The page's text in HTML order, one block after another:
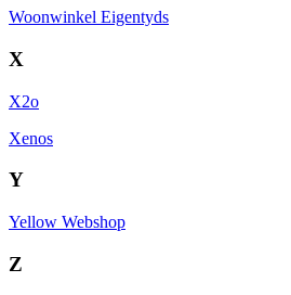
Woonwinkel Eigentyds
X
X2o
Xenos
Y
Yellow Webshop
Z